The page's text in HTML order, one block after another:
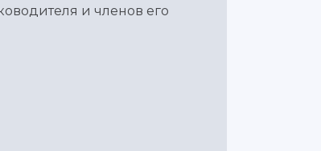
и членов его